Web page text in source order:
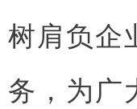
树肩负企
务，为广